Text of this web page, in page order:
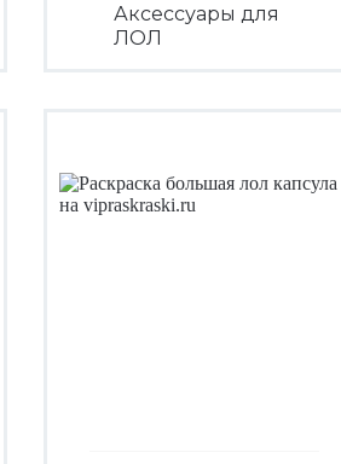
Аксессуары для
ЛОЛ